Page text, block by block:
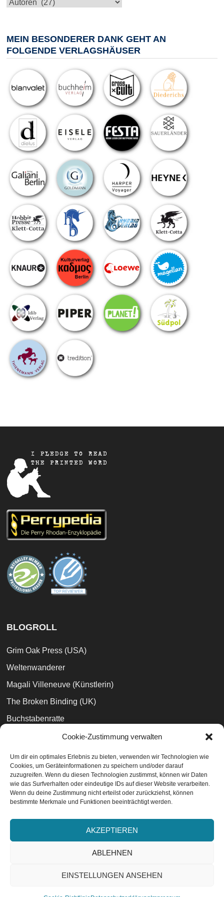
Cookie-Zustimmung verwalten
Um dir ein optimales Erlebnis zu bieten, verwenden wir Technologien wie
Cookies, um Geräteinformationen zu speichern und/oder darauf
zuzugreifen. Wenn du diesen Technologien zustimmst, können wir Daten
wie das Surfverhalten oder eindeutige IDs auf dieser Website verarbeiten.
Wenn du deine Zustimmung nicht erteilst oder zurückziehst, können
bestimmte Merkmale und Funktionen beeinträchtigt werden.
AKZEPTIEREN
ABLEHNEN
EINSTELLUNGEN ANSEHEN
Kategorien
MEIN BESONDERER DANK GEHT AN
FOLGENDE VERLAGSHÄUSER
BLOGROLL
Grim Oak Press (USA)
Weltenwanderer
Magali Villeneuve (Künstlerin)
The Broken Binding (UK)
Buchstabenratte
Büchertreff
Jaspers Buchblog
EU-Cookie-Richtlinie
V2.3 - © 2014-2026 Bücher wie Sterne. Literaturblog.